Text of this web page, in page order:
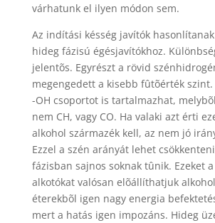
várhatunk el ilyen módon sem.
Az indítási késség javítók
hideg fázisú égésjavítókhoz.
jelentõs. Egyrészt a rövid
megengedett a kisebb fûtõérték
-OH csoportot is tartalmazhat,
nem CH, vagy CO. Ha valaki azt érti
alkohol származék kell, az nem jó
Ezzel a szén arányát lehet
fázisban sajnos soknak tûnik. Ezeket
alkotókat valósan elõállíthatjuk
éterekbõl igen nagy energia
mert a hatás igen impozáns. Hideg